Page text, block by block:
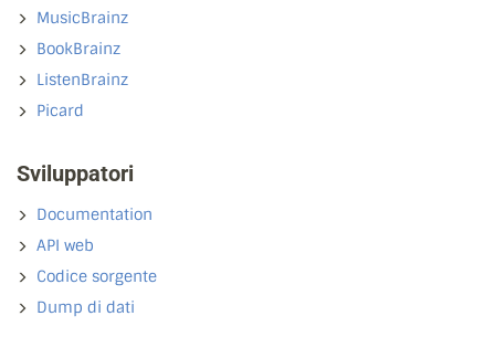
MusicBrainz
BookBrainz
ListenBrainz
Picard
Sviluppatori
Documentation
API web
Codice sorgente
Dump di dati